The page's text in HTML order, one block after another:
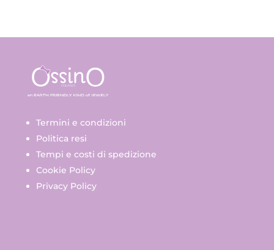
Termini e condizioni
Politica resi
Tempi e costi di spedizione
Cookie Policy
Privacy Policy